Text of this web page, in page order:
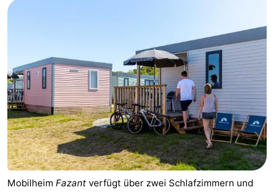
Mobilheim Fazant verfügt über zwei Schlafzimmern und